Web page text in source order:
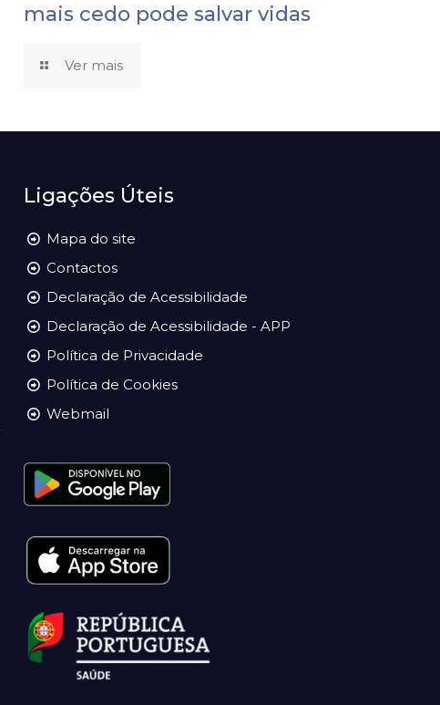
mais cedo pode salvar vidas
Ver mais
Ligações Úteis
Mapa do site
Contactos
Declaração de Acessibilidade
Declaração de Acessibilidade - APP
Política de Privacidade
Política de Cookies
Webmail